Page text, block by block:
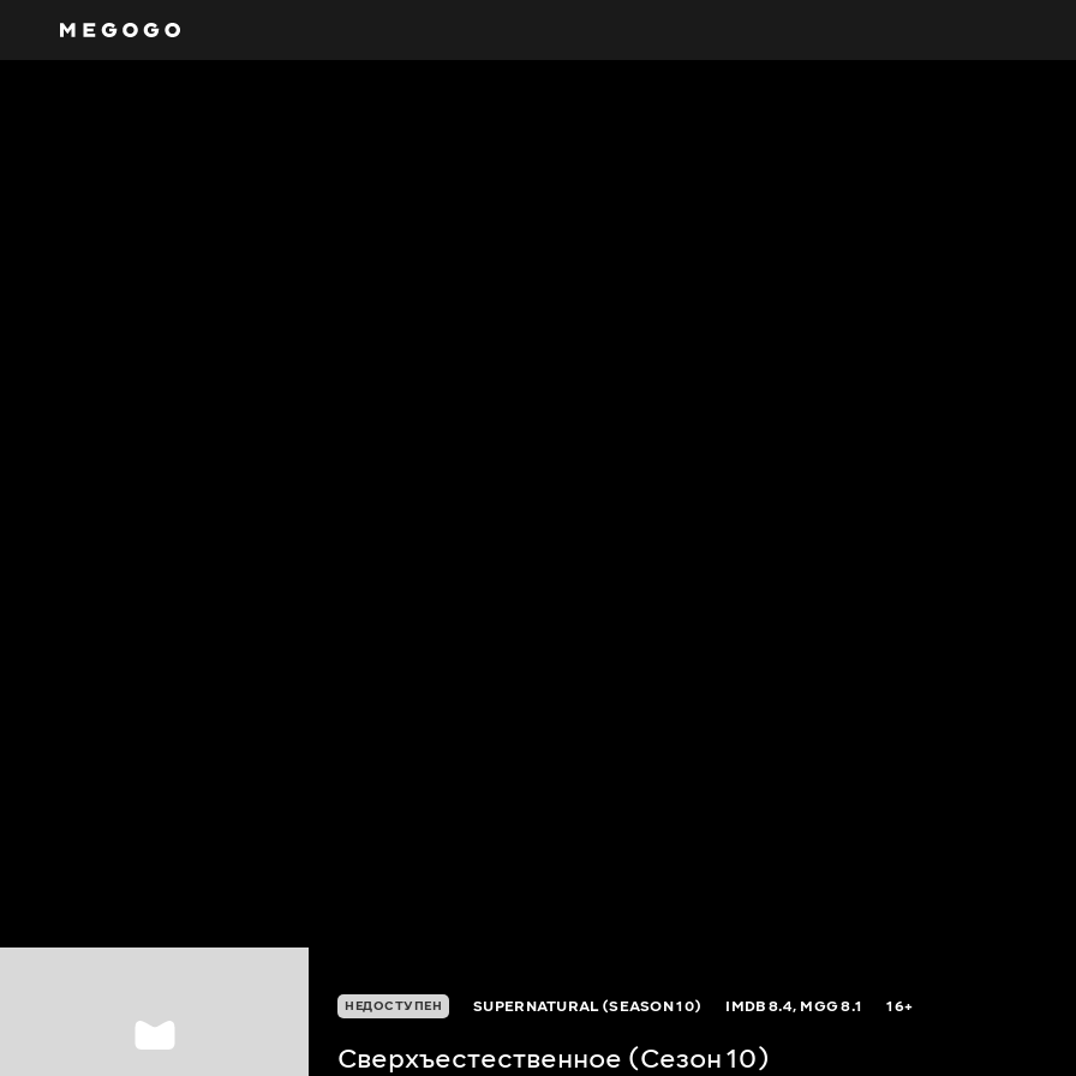
НЕДОСТУПЕН SUPERNATURAL (SEASON 10) IMDB8.4, MGG8.1 16+
Сверхъестественное (Сезон 10)